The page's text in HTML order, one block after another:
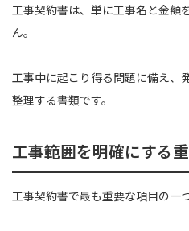
工事契約書は、単に工事名と金額
ん。
工事中に起こり得る問題に備え、
整理する書類です。
工事範囲を明確にする
工事契約書で最も重要な項目の一